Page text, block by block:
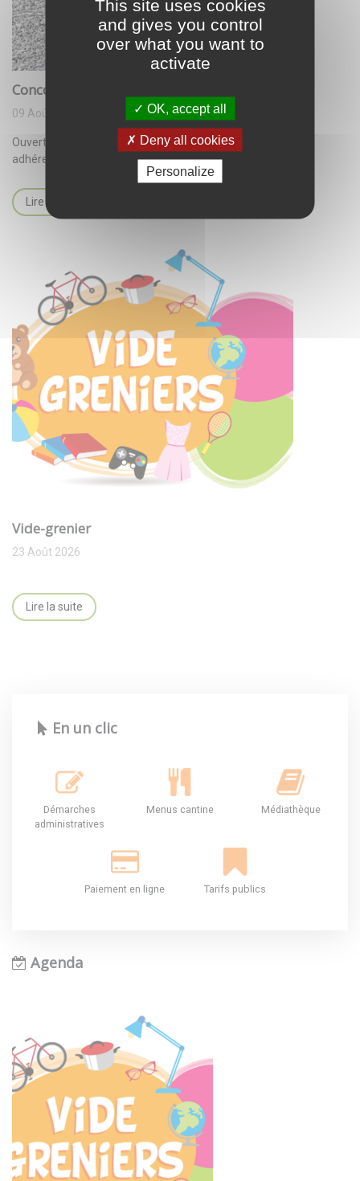
Concours de pétanque
09 Août 2026
Ouvert aux habitants de Tercé et à leurs amis ainsi qu'aux
adhérents.
Lire la suite
Vide-grenier
23 Août 2026
Lire la suite
En un clic
Démarches
administratives
Menus cantine Médiathèque
Paiement en ligne Tarifs publics
Agenda
This site uses cookies
and gives you control
over what you want to
activate
OK, accept all
Deny all cookies
Personalize